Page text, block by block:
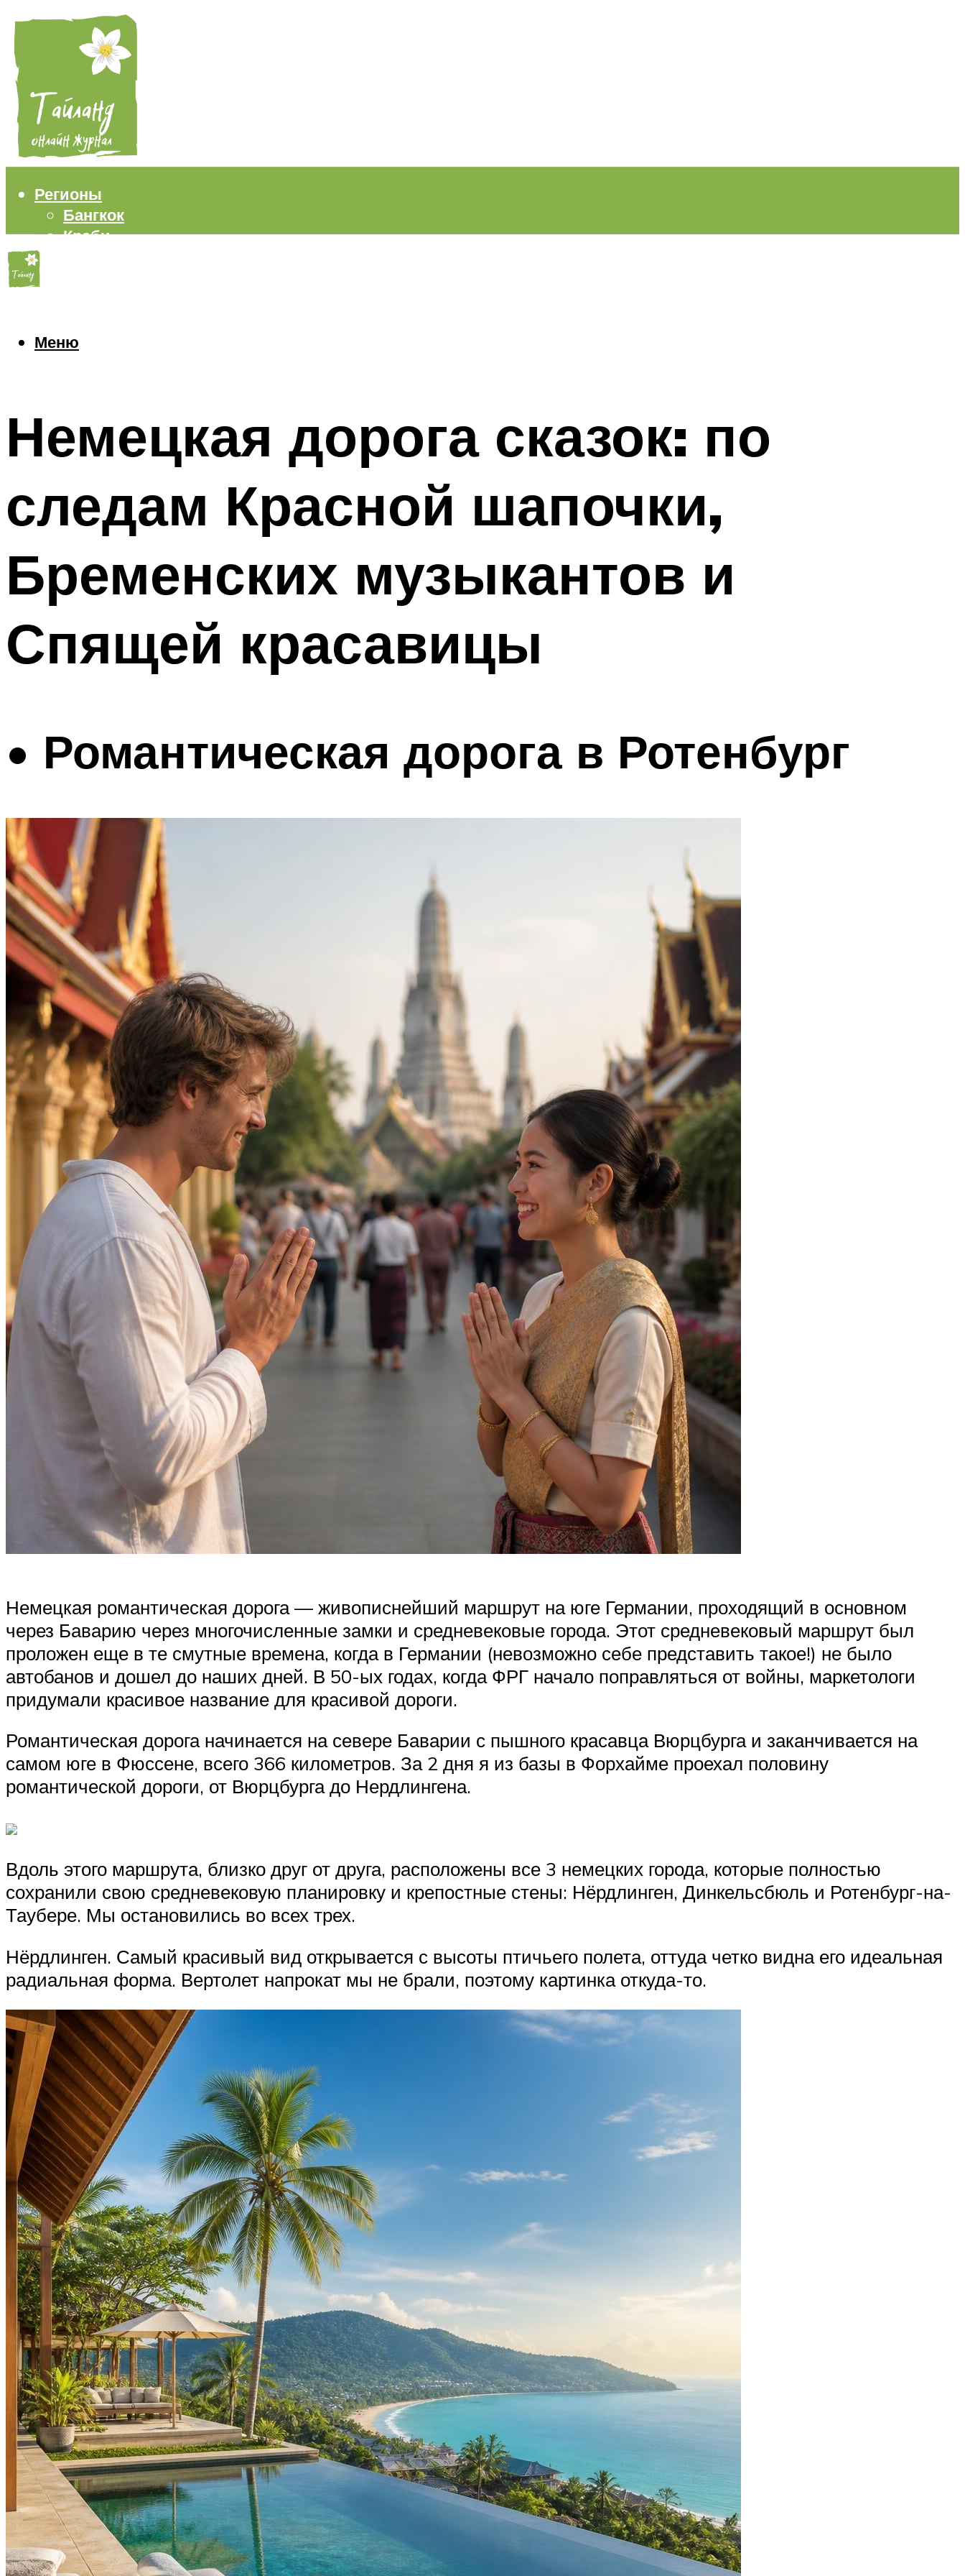
Регионы
Бангкок
Краби
Еда
Меню
Меню
Немецкая дорога сказок: по
следам Красной шапочки,
Бременских музыкантов и
Спящей красавицы
• Романтическая дорога в Ротенбург
Немецкая романтическая дорога — живописнейший маршрут на юге Германии, проходящий в основном
через Баварию через многочисленные замки и средневековые города. Этот средневековый маршрут был
проложен еще в те смутные времена, когда в Германии (невозможно себе представить такое!) не было
автобанов и дошел до наших дней. В 50-ых годах, когда ФРГ начало поправляться от войны, маркетологи
придумали красивое название для красивой дороги.
Романтическая дорога начинается на севере Баварии с пышного красавца Вюрцбурга и заканчивается на
самом юге в Фюссене, всего 366 километров. За 2 дня я из базы в Форхайме проехал половину
романтической дороги, от Вюрцбурга до Нердлингена.
Вдоль этого маршрута, близко друг от друга, расположены все 3 немецких города, которые полностью
сохранили свою средневековую планировку и крепостные стены: Нёрдлинген, Динкельсбюль и Ротенбург-на-
Таубере. Мы остановились во всех трех.
Нёрдлинген. Самый красивый вид открывается с высоты птичьего полета, оттуда четко видна его идеальная
радиальная форма. Вертолет напрокат мы не брали, поэтому картинка откуда-то.